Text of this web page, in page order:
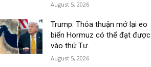
August 5, 2026
Trump: Thỏa thuận mở lại eo
biển Hormuz có thể đạt được
vào thứ Tư.
August 5, 2026